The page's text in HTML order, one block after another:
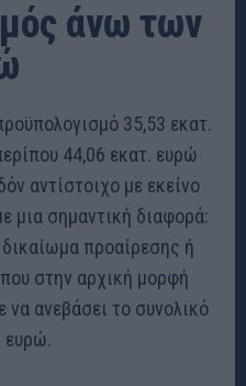
άνω των
35,53 εκατ.
44,06 εκατ. ευρώ
αντίστοιχο με εκείνο
μια σημαντική διαφορά:
προαίρεσης ή
στην αρχική μορφή
ανεβάσει το συνολικό
ευρώ.